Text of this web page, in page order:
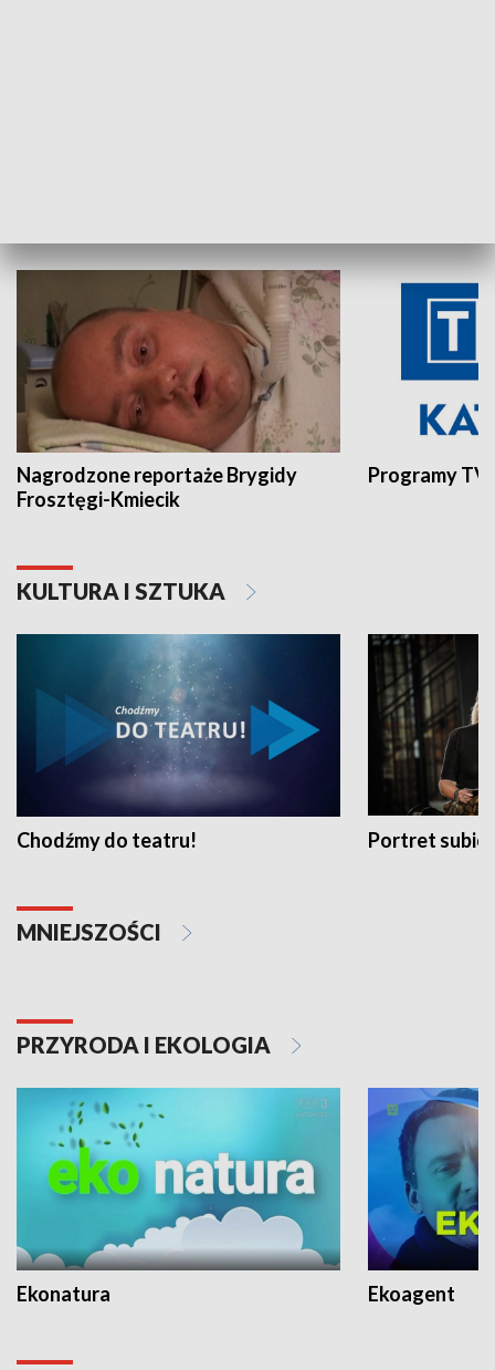
Nagrodzone reportaże Brygidy
Frosztęgi-Kmiecik
Programy
KULTURA I SZTUKA
Chodźmy do teatru! Portret
MNIEJSZOŚCI
PRZYRODA I EKOLOGIA
Ekonatura Ekoagent